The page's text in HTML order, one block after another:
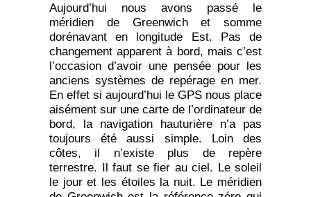
Aujourd’hui nous avons passé le
méridien de Greenwich et somme
dorénavant en longitude Est. Pas de
changement apparent à bord, mais c’est
l’occasion d’avoir une pensée pour les
anciens systèmes de repérage en mer.
En effet si aujourd’hui le GPS nous place
aisément sur une carte de l’ordinateur de
bord, la navigation hauturière n’a pas
toujours été aussi simple. Loin des
côtes, il n’existe plus de repère
terrestre. Il faut se fier au ciel. Le soleil
le jour et les étoiles la nuit. Le méridien